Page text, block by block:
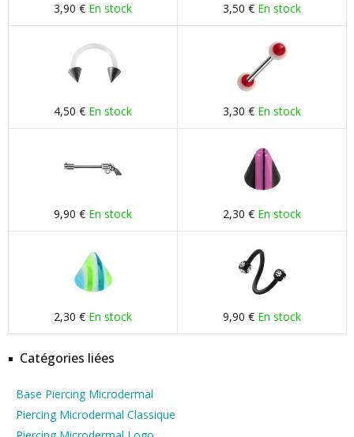
3,90 € En stock 3,50 € En stock
4,50 € En stock 3,30 € En stock
9,90 € En stock 2,30 € En stock
2,30 € En stock 9,90 € En stock
Catégories liées
Base Piercing Microdermal
Piercing Microdermal Classique